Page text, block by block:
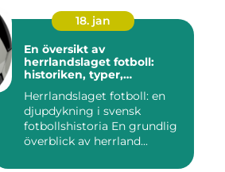
18. jan
En översikt av
herrlandslaget fotboll:
historiken, typer,
Herrlandslaget fotboll: en
djupdykning i svensk
fotbollshistoria En grundlig
överblick av herrland...